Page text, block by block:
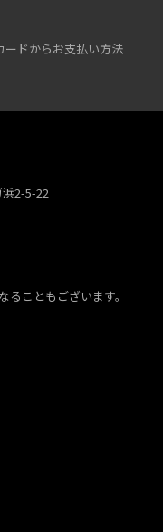
ドからお支払い方法
浜2-5-22
こともございます。